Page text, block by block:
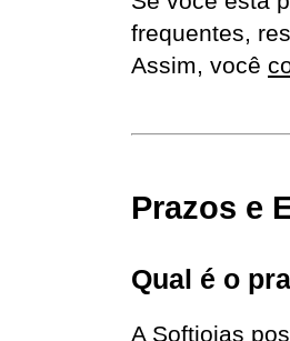
frequentes,
Assim, você
Prazos e
Qual é o
A Softjoias